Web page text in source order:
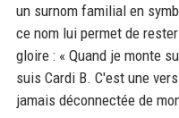
un surnom familial en
ce nom lui permet de
gloire : « Quand je monte
suis Cardi B. C'est une
jamais déconnectée de